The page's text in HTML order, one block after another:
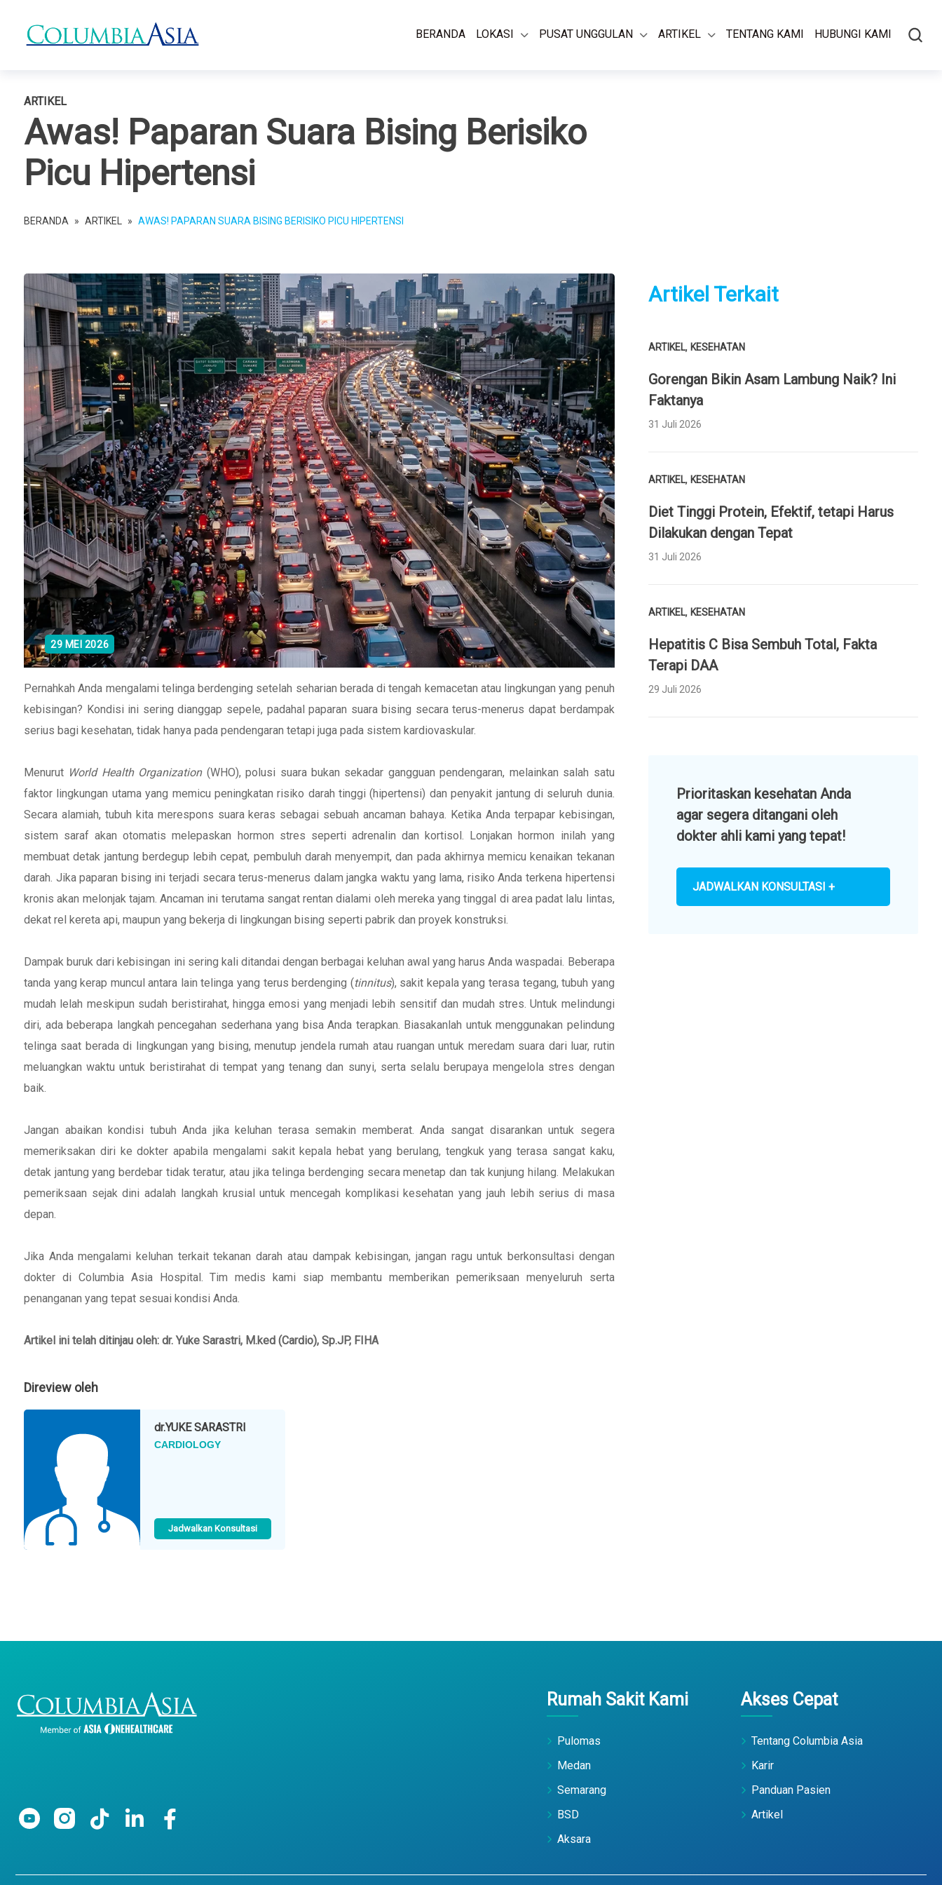
BERANDA LOKASI PUSAT UNGGULAN ARTIKEL TENTANG KAMI HUBUNGI KAMI
ARTIKEL
Awas! Paparan Suara Bising Berisiko
Picu Hipertensi
BERANDA » ARTIKEL » AWAS! PAPARAN SUARA BISING BERISIKO PICU HIPERTENSI
29 MEI 2026
Pernahkah Anda mengalami telinga berdenging setelah seharian berada di tengah kemacetan atau lingkungan yang penuh
kebisingan? Kondisi ini sering dianggap sepele, padahal paparan suara bising secara terus-menerus dapat berdampak
serius bagi kesehatan, tidak hanya pada pendengaran tetapi juga pada sistem kardiovaskular.
Menurut World Health Organization(WHO), polusi suara bukan sekadar gangguan pendengaran, melainkan salah satu
faktor lingkungan utama yang memicu peningkatan risiko darah tinggi (hipertensi) dan penyakit jantung di seluruh dunia.
Secara alamiah, tubuh kita merespons suara keras sebagai sebuah ancaman bahaya. Ketika Anda terpapar kebisingan,
sistem saraf akan otomatis melepaskan hormon stres seperti adrenalin dan kortisol. Lonjakan hormon inilah yang
membuat detak jantung berdegup lebih cepat, pembuluh darah menyempit, dan pada akhirnya memicu kenaikan tekanan
darah. Jika paparan bising ini terjadi secara terus-menerus dalam jangka waktu yang lama, risiko Anda terkena hipertensi
kronis akan melonjak tajam. Ancaman ini terutama sangat rentan dialami oleh mereka yang tinggal di area padat lalu lintas,
dekat rel kereta api, maupun yang bekerja di lingkungan bising seperti pabrik dan proyek konstruksi.
Dampak buruk dari kebisingan ini sering kali ditandai dengan berbagai keluhan awal yang harus Anda waspadai. Beberapa
tanda yang kerap muncul antara lain telinga yang terus berdenging (tinnitus), sakit kepala yang terasa tegang, tubuh yang
mudah lelah meskipun sudah beristirahat, hingga emosi yang menjadi lebih sensitif dan mudah stres. Untuk melindungi
diri, ada beberapa langkah pencegahan sederhana yang bisa Anda terapkan. Biasakanlah untuk menggunakan pelindung
telinga saat berada di lingkungan yang bising, menutup jendela rumah atau ruangan untuk meredam suara dari luar, rutin
meluangkan waktu untuk beristirahat di tempat yang tenang dan sunyi, serta selalu berupaya mengelola stres dengan
baik.
Jangan abaikan kondisi tubuh Anda jika keluhan terasa semakin memberat. Anda sangat disarankan untuk segera
memeriksakan diri ke dokter apabila mengalami sakit kepala hebat yang berulang, tengkuk yang terasa sangat kaku,
detak jantung yang berdebar tidak teratur, atau jika telinga berdenging secara menetap dan tak kunjung hilang. Melakukan
pemeriksaan sejak dini adalah langkah krusial untuk mencegah komplikasi kesehatan yang jauh lebih serius di masa
depan.
Jika Anda mengalami keluhan terkait tekanan darah atau dampak kebisingan, jangan ragu untuk berkonsultasi dengan
dokter di Columbia Asia Hospital. Tim medis kami siap membantu memberikan pemeriksaan menyeluruh serta
penanganan yang tepat sesuai kondisi Anda.
Artikel ini telah ditinjau oleh: dr. Yuke Sarastri, M.ked (Cardio), Sp.JP, FIHA
Direview oleh
dr.YUKE SARASTRI
CARDIOLOGY
Jadwalkan Konsultasi
Artikel Terkait
ARTIKEL, KESEHATAN
Gorengan Bikin Asam Lambung Naik? Ini
Faktanya
31 Juli 2026
ARTIKEL, KESEHATAN
Diet Tinggi Protein, Efektif, tetapi Harus
Dilakukan dengan Tepat
31 Juli 2026
ARTIKEL, KESEHATAN
Hepatitis C Bisa Sembuh Total, Fakta
Terapi DAA
29 Juli 2026
Prioritaskan kesehatan Anda
agar segera ditangani oleh
dokter ahli kami yang tepat!
JADWALKAN KONSULTASI +
Rumah Sakit Kami
Pulomas
Medan
Semarang
BSD
Aksara
Akses Cepat
Tentang Columbia Asia
Karir
Panduan Pasien
Artikel